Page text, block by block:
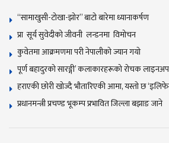
“सामाखुसी-टोखा-झोर” बाटो बारेमा ध्यानाकर्षण
प्रा सूर्य सुवेदीको जीवनी लन्डनमा विमोचन
कुवेतमा आक्रमणमा परी नेपालीको ज्यान गयाे
पूर्ण बहादुरको सारङ्गी’ कलाकारहरूको रोचक
हराएकी छोरी खोज्दै भौतारिएकी आमा, यस्तो छ
प्रधानमन्त्री प्रचण्ड भूकम्प प्रभावित जिल्ला बझाङ जाने